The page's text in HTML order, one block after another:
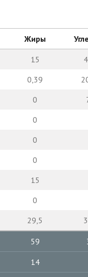
Жиры
15
0,39
0
0
0
0
15
0
29,5
59
14